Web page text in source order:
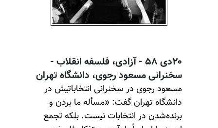
۲۰دی ۵۸ - آزادی، فلسفه انقلاب -
سخنرانی مسعود رجوی، دانشگاه تهران
مسعود رجوی در سخنرانی انتخاباتیش در
دانشگاه تهران گفت: «مسأله ما بردن و
برنده‌شدن در انتخابات نیست. بلکه تجمع